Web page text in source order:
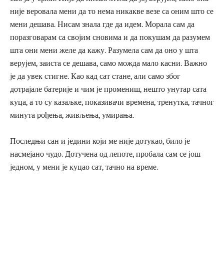
није веровала мени да то нема никакве везе са оним што се
мени дешава. Нисам знала где да идем. Морала сам да
поразговарам са својим сновима и да покушам да разумем
шта они мени желе да кажу. Разумела сам да оно у шта
верујем, заиста се дешава, само можда мало касни. Важно
је да увек стигне. Као кад сат стане, али само због
дотрајале батерије и чим је промениш, нешто унутар сата
куца, а то су казаљке, показивачи времена, тренутка, тачног
минута рођења, живљења, умирања.
Последњи сан и једини који ме није дотукао, било је
насмејано чудо. Дотучена од лепоте, пробала сам се још
једном, у мени је куцао сат, тачно на време.